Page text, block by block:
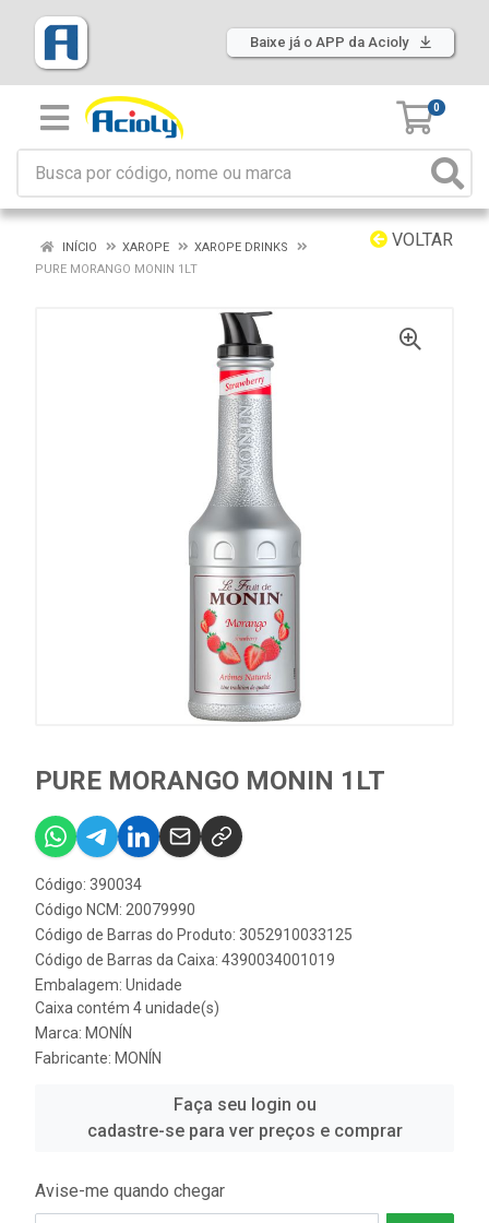
Baixe já o APP da Acioly
0
VOLTAR
INÍCIO XAROPE
XAROPE DRINKS
PURE MORANGO MONIN 1LT
PURE MORANGO MONIN 1LT
Código: 390034
Código NCM: 20079990
Código de Barras do Produto: 3052910033125
Código de Barras da Caixa: 4390034001019
Embalagem: Unidade
Caixa contém 4 unidade(s)
Marca: MONÍN
Fabricante: MONÍN
Faça seu login ou
cadastre-se para ver preços e comprar
Avise-me quando chegar